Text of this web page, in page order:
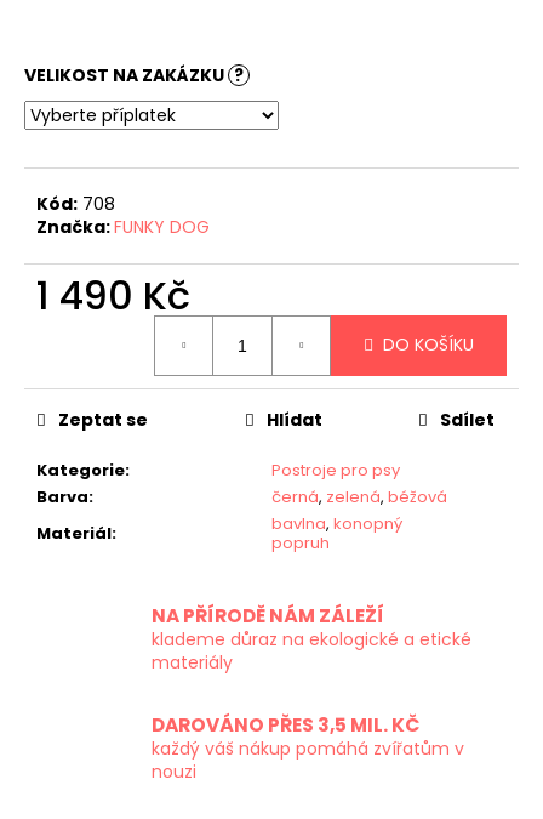
VELIKOST NA ZAKÁZKU ?
Kód: 708
Značka:FUNKY DOG
1 490 Kč
DO KOŠÍKU
Kategorie:
Postroje pro psy
Barva: černá, zelená, béžová
Materiál: bavlna, konopný
popruh
Zeptat se Hlídat Sdílet
NA PŘÍRODĚ NÁM ZÁLEŽÍ
klademe důraz na ekologické a etické
materiály
DAROVÁNO PŘES 3,5 MIL. KČ
každý váš nákup pomáhá zvířatům v
nouzi